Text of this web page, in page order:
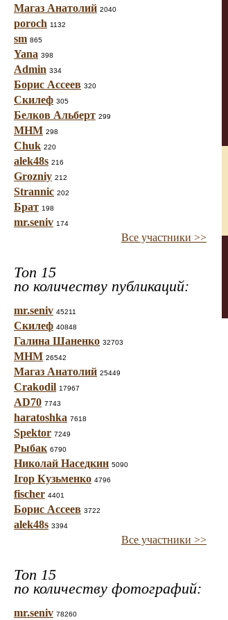
Магаз Анатолий 2040
poroch 1132
sm 865
Yana 398
Admin 334
Борис Ассеев 320
Скилеф 305
Белков Альберт 299
МНМ 298
Chuk 220
alek48s 216
Grozniy 212
Strannic 202
Брат 198
mr.seniv 174
Все участники >>
Топ 15
по количеству публикаций:
mr.seniv 45211
Скилеф 40848
Галина Шаненко 32703
МНМ 26542
Магаз Анатолий 25449
Crakodil 17967
AD70 7743
haratoshka 7618
Spektor 7249
Рыбак 6790
Николай Наседкин 5090
Ігор Кузьменко 4796
fischer 4401
Борис Ассеев 3722
alek48s 3394
Все участники >>
Топ 15
по количеству фотографий:
mr.seniv 78260